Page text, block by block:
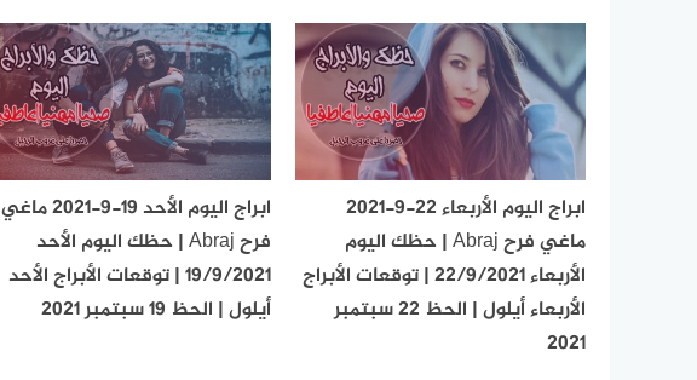
ابراج اليوم الأربعاء 22-9-2021
ماغي فرح Abraj | حظك اليوم
الأربعاء 22/9/2021 | توقعات الأبراج
الأربعاء أيلول | الحظ 22 سبتمبر
2021
ابراج اليوم الأحد 19-9-2021 ماغي
فرح Abraj | حظك اليوم الأحد
19/9/2021 | توقعات الأبراج الأحد
أيلول | الحظ 19 سبتمبر 2021